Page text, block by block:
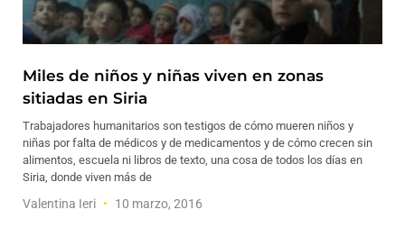
Miles de niños y niñas viven en zonas
sitiadas en Siria
Trabajadores humanitarios son testigos de cómo mueren niños y
niñas por falta de médicos y de medicamentos y de cómo crecen sin
alimentos, escuela ni libros de texto, una cosa de todos los días en
Siria, donde viven más de
Valentina Ieri 10 marzo, 2016